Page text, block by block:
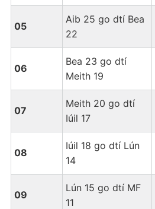
05
Aib 25 go dtí Bea
22
06
Bea 23 go dtí
Meith 19
07
Meith 20 go dtí
Iúil 17
08
Iúil 18 go dtí Lún
14
09
Lún 15 go dtí MF
11